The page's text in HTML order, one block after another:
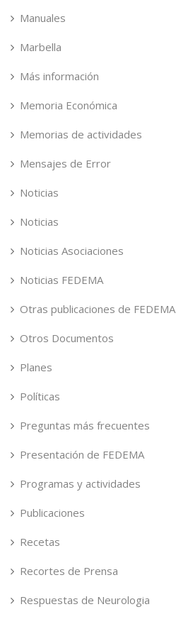
Manuales
Marbella
Más información
Memoria Económica
Memorias de actividades
Mensajes de Error
Noticias
Noticias
Noticias Asociaciones
Noticias FEDEMA
Otras publicaciones de FEDEMA
Otros Documentos
Planes
Políticas
Preguntas más frecuentes
Presentación de FEDEMA
Programas y actividades
Publicaciones
Recetas
Recortes de Prensa
Respuestas de Neurologia